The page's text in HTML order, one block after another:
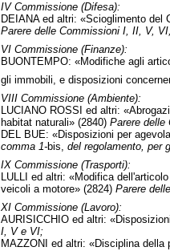
IV Commissione (Difesa):
DEIANA ed altri: «Scioglimento del
Parere delle Commissioni I, II, V,
VI Commissione (Finanze):
BUONTEMPO: «Modifiche agli
gli immobili, e disposizioni
VIII Commissione (Ambiente):
LUCIANO ROSSI ed altri:
habitat naturali» (2840) Parere delle
DEL BUE: «Disposizioni per
comma 1-bis, del regolamento, per
IX Commissione (Trasporti):
LULLI ed altri: «Modifica
veicoli a motore» (2824) Parere
XI Commissione (Lavoro):
AURISICCHIO ed altri:
I, V e VI;
MAZZONI ed altri: «Disciplina della